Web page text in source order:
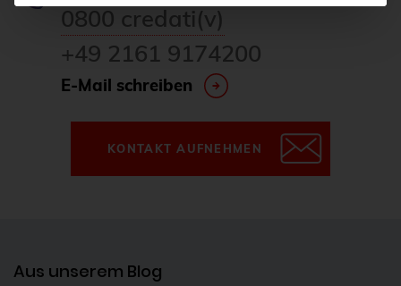
0800 credati(v)
+49 2161 9174200
E-Mail schreiben
KONTAKT AUFNEHMEN
Aus unserem Blog